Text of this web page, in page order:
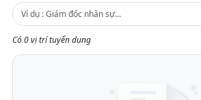
Có 0 vị trí tuyển dụng